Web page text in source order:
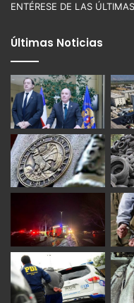
ENTÉRESE DE LAS
Últimas Noticias